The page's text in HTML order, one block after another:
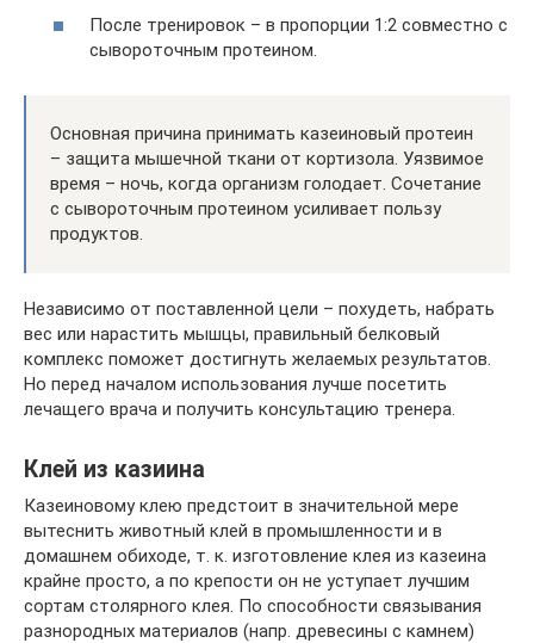
После тренировок – в пропорции 1:2 совместно с
сывороточным протеином.
Основная причина принимать казеиновый протеин
– защита мышечной ткани от кортизола. Уязвимое
время – ночь, когда организм голодает. Сочетание
с сывороточным протеином усиливает пользу
продуктов.
Независимо от поставленной цели – похудеть, набрать
вес или нарастить мышцы, правильный белковый
комплекс поможет достигнуть желаемых результатов.
Но перед началом использования лучше посетить
лечащего врача и получить консультацию тренера.
Клей из казиина
Казеиновому клею предстоит в значительной мере
вытеснить животный клей в промышленности и в
домашнем обиходе, т. к. изготовление клея из казеина
крайне просто, а по крепости он не уступает лучшим
сортам столярного клея. По способности связывания
разнородных материалов (напр. древесины с камнем)